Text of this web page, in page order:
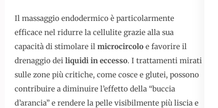
Il massaggio endodermico è particolarmente
efficace nel ridurre la cellulite grazie alla sua
capacità di stimolare il microcircolo e favorire il
drenaggio dei liquidi in eccesso. I trattamenti mirati
sulle zone più critiche, come cosce e glutei, possono
contribuire a diminuire l’effetto della “buccia
d’arancia” e rendere la pelle visibilmente più liscia e